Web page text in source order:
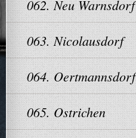
062. Neu Warnsdorf
063. Nicolausdorf
064. Oertmannsdorf
065. Ostrichen